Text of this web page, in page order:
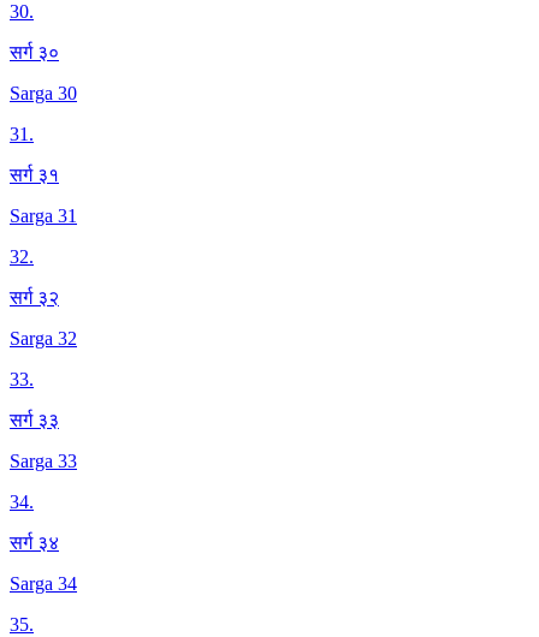
30.
सर्ग ३०
Sarga 30
31.
सर्ग ३१
Sarga 31
32.
सर्ग ३२
Sarga 32
33.
सर्ग ३३
Sarga 33
34.
सर्ग ३४
Sarga 34
35.